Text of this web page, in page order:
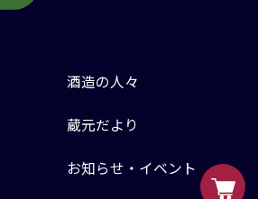
酒造の人々
蔵元だより
お知らせ・イベント